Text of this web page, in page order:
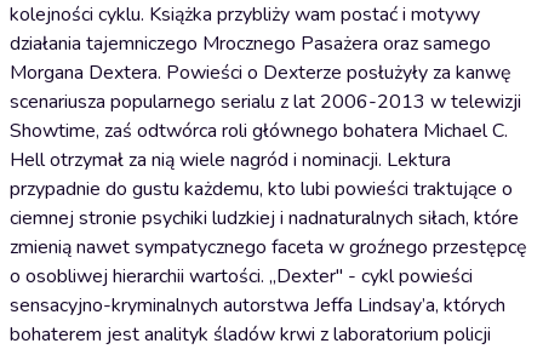
kolejności cyklu. Książka przybliży wam postać i motywy
działania tajemniczego Mrocznego Pasażera oraz samego
Morgana Dextera. Powieści o Dexterze posłużyły za kanwę
scenariusza popularnego serialu z lat 2006-2013 w telewizji
Showtime, zaś odtwórca roli głównego bohatera Michael C.
Hell otrzymał za nią wiele nagród i nominacji. Lektura
przypadnie do gustu każdemu, kto lubi powieści traktujące o
ciemnej stronie psychiki ludzkiej i nadnaturalnych siłach, które
zmienią nawet sympatycznego faceta w groźnego przestępcę
o osobliwej hierarchii wartości. ,,Dexter" - cykl powieści
sensacyjno-kryminalnych autorstwa Jeffa Lindsay’a, których
bohaterem jest analityk śladów krwi z laboratorium policji